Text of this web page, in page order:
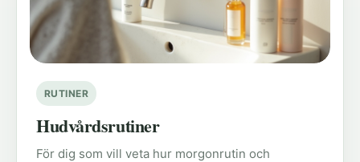
RUTINER
Hudvårdsrutiner
För dig som vill veta hur morgonrutin och